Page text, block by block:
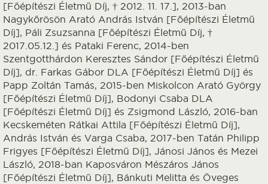
[Főépítészi Életmű Díj, † 2012. 11. 17.], 2013-ban
Nagykőrösön Arató András István [Főépítészi Életmű
Díj], Páli Zsuzsanna [Főépítészi Életmű Díj, †
2017.05.12.] és Pataki Ferenc, 2014-ben
Szentgotthárdon Keresztes Sándor [Főépítészi Életmű
Díj], dr. Farkas Gábor DLA [Főépítészi Életmű Díj] és
Papp Zoltán Tamás, 2015-ben Miskolcon Arató György
[Főépítészi Életmű Díj], Bodonyi Csaba DLA
[Főépítészi Életmű Díj] és Zsigmond László, 2016-ban
Kecskeméten Rátkai Attila [Főépítészi Életmű Díj],
András István és Varga Csaba, 2017-ben Tatán Philipp
Frigyes [Főépítészi Életmű Díj], Jánosi János és Mezei
László, 2018-ban Kaposváron Mészáros János
[Főépítészi Életmű Díj], Bánkuti Melitta és Öveges